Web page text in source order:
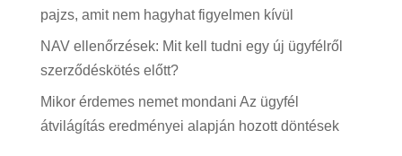
pajzs, amit nem hagyhat figyelmen kívül
NAV ellenőrzések: Mit kell tudni egy új ügyfélről
szerződéskötés előtt?
Mikor érdemes nemet mondani Az ügyfél
átvilágítás eredményei alapján hozott döntések